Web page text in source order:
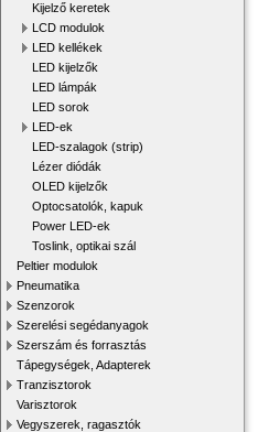
Kijelző keretek
LCD modulok
LED kellékek
LED kijelzők
LED lámpák
LED sorok
LED-ek
LED-szalagok (strip)
Lézer diódák
OLED kijelzők
Optocsatolók, kapuk
Power LED-ek
Toslink, optikai szál
Peltier modulok
Pneumatika
Szenzorok
Szerelési segédanyagok
Szerszám és forrasztás
Tápegységek, Adapterek
Tranzisztorok
Varisztorok
Vegyszerek, ragasztók